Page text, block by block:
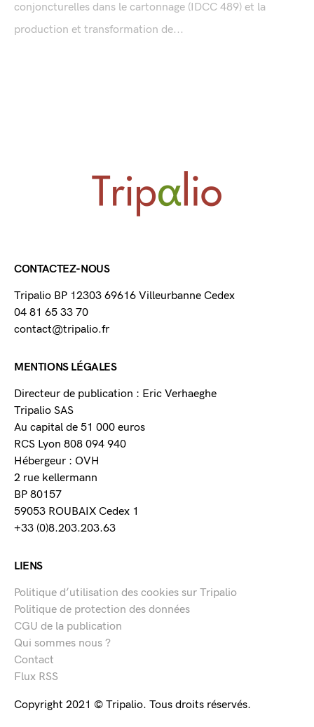
conjoncturelles dans le cartonnage (IDCC 489) et la
production et transformation de...
CONTACTEZ-NOUS
Tripalio BP 12303 69616 Villeurbanne Cedex
04 81 65 33 70
contact@tripalio.fr
MENTIONS LÉGALES
Directeur de publication : Eric Verhaeghe
Tripalio SAS
Au capital de 51 000 euros
RCS Lyon 808 094 940
Hébergeur : OVH
2 rue kellermann
BP 80157
59053 ROUBAIX Cedex 1
+33 (0)8.203.203.63
LIENS
Politique d’utilisation des cookies sur Tripalio
Politique de protection des données
CGU de la publication
Qui sommes nous ?
Contact
Flux RSS
Copyright 2021 © Tripalio. Tous droits réservés.